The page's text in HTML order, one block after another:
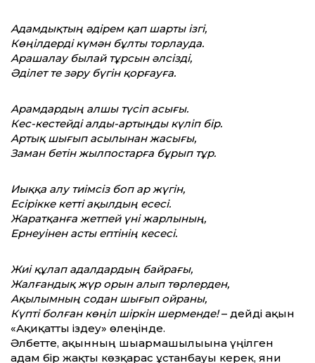
Адамдықтың әдірем қап шарты ізгі,
Көңілдерді күмән бұлты торлауда.
Арашалау былай тұрсын әлсізді,
Әділет те зәру бүгін қорғауға.
Арамдардың алшы түсіп асығы.
Кес-кестейді алды-артыңды күліп бір.
Артық шығып асылынан жасығы,
Заман бетін жылпостарға бұрып тұр.
Иыққа алу тиімсіз боп ар жүгін,
Есірікке кет­ті ақылдың есесі.
Жаратқанға жетпей үні жарлының,
Ернеуінен асты ептінің кесесі.
Жиі құлап адалдардың байрағы,
Жалғандық жүр орын алып төрлерден,
Ақылымның содан шығып ойраны,
Күпті болған көңіл шіркін шерменде!– дейді ақын
«Ақиқат­ты іздеу» өлеңінде.
Әлбет­те, ақынның шығармашы­лығына үңілген
адам бір жақты көзқарас ұстанбауы керек, яғни